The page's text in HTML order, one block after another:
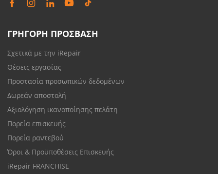
ΓΡΗΓΟΡΗ ΠΡΟΣΒΑΣΗ
Σχετικά με την iRepair
Θέσεις εργασίας
Προστασία προσωπικών δεδομένων
Δωρεάν αποστολή
Αξιολόγηση ικανοποίησης πελάτη
Πορεία επισκευής
Πορεία ραντεβού
Όροι & Προϋποθέσεις Επισκευής
iRepair FRANCHISE